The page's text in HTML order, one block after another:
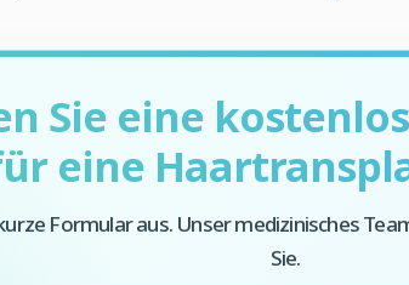
Sie eine
eine
Formular aus. Unser medizinisches
Sie.